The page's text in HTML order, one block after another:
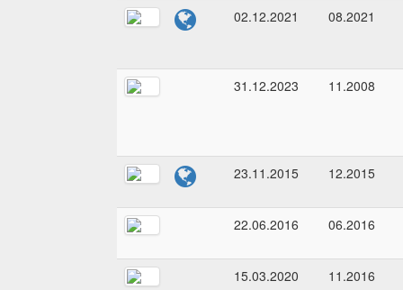
02.12.2021 08.2021
31.12.2023 11.2008
23.11.2015 12.2015
22.06.2016 06.2016
15.03.2020 11.2016